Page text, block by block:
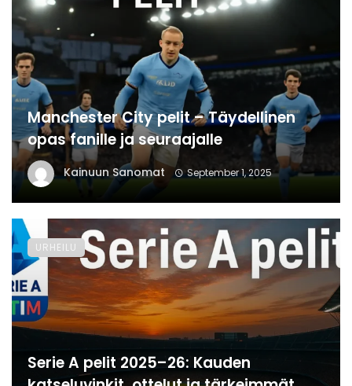
Manchester City pelit – Täydellinen
opas fanille ja seuraajalle
Kainuun Sanomat September 1, 2025
Serie A pelit 2025–26: Kauden
URHEILU